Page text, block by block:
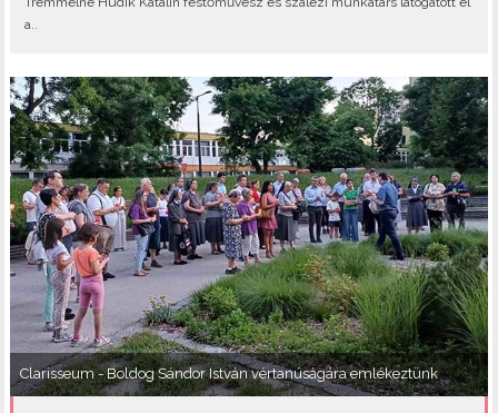
a..
Clarisseum - Boldog Sándor István vértanúságára emlékeztünk